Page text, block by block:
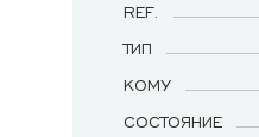
REF.
ТИП
КОМУ
СОСТОЯНИЕ